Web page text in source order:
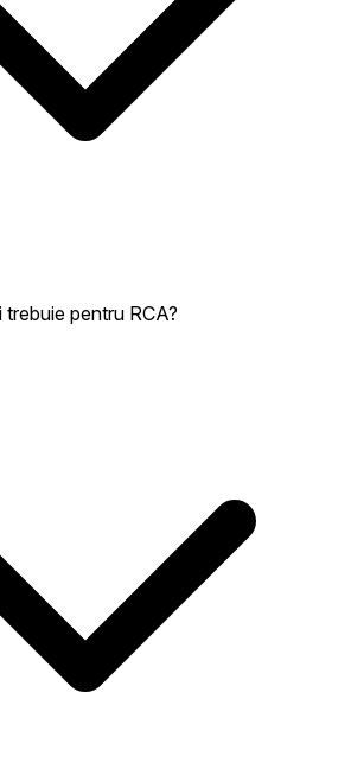
pentru RCA?